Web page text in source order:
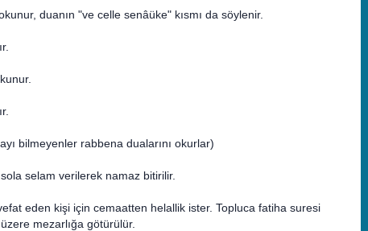
duanın "ve celle senâüke" kısmı da söylenir.
bilmeyenler rabbena dualarını okurlar)
selam verilerek namaz bitirilir.
eden kişi için cemaatten helallik ister. Topluca fatiha suresi
mezarlığa götürülür.